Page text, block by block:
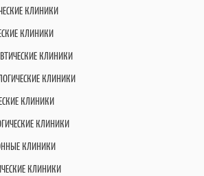
КЛИНИКИ
КЛИНИКИ
КЛИНИКИ
КЛИНИКИ
КЛИНИКИ
КЛИНИКИ
КЛИНИКИ
КЛИНИКИ